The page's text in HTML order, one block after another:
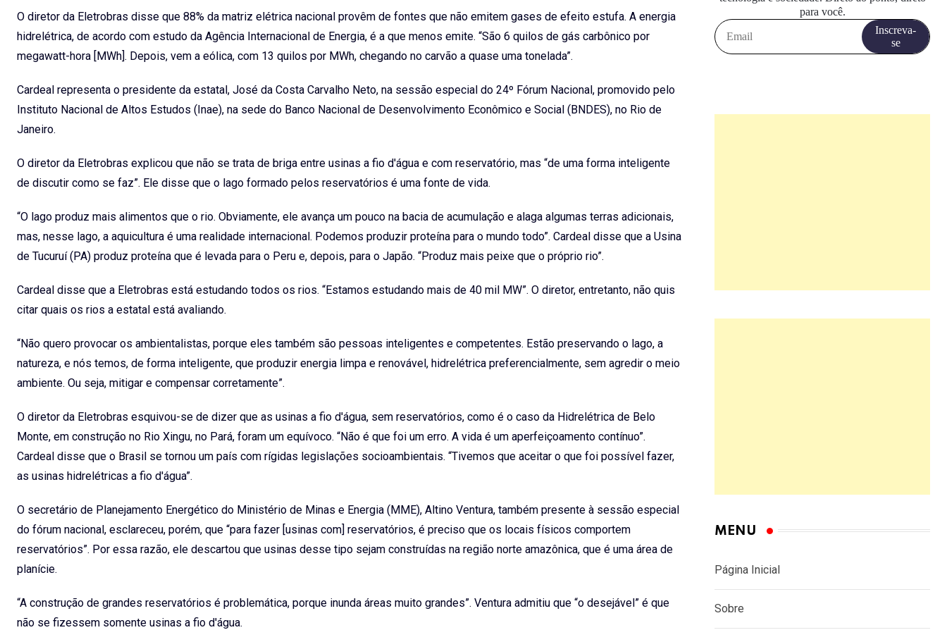
O diretor da Eletrobras disse que 88% da matriz elétrica nacional provêm de fontes que não emitem gases de efeito estufa. A energia
hidrelétrica, de acordo com estudo da Agência Internacional de Energia, é a que menos emite. “São 6 quilos de gás carbônico por
megawatt-hora [MWh]. Depois, vem a eólica, com 13 quilos por MWh, chegando no carvão a quase uma tonelada”.
Cardeal representa o presidente da estatal, José da Costa Carvalho Neto, na sessão especial do 24º Fórum Nacional, promovido pelo
Instituto Nacional de Altos Estudos (Inae), na sede do Banco Nacional de Desenvolvimento Econômico e Social (BNDES), no Rio de
Janeiro.
O diretor da Eletrobras explicou que não se trata de briga entre usinas a fio d'água e com reservatório, mas “de uma forma inteligente
de discutir como se faz”. Ele disse que o lago formado pelos reservatórios é uma fonte de vida.
“O lago produz mais alimentos que o rio. Obviamente, ele avança um pouco na bacia de acumulação e alaga algumas terras adicionais,
mas, nesse lago, a aquicultura é uma realidade internacional. Podemos produzir proteína para o mundo todo”. Cardeal disse que a Usina
de Tucuruí (PA) produz proteína que é levada para o Peru e, depois, para o Japão. “Produz mais peixe que o próprio rio”.
Cardeal disse que a Eletrobras está estudando todos os rios. “Estamos estudando mais de 40 mil MW”. O diretor, entretanto, não quis
citar quais os rios a estatal está avaliando.
“Não quero provocar os ambientalistas, porque eles também são pessoas inteligentes e competentes. Estão preservando o lago, a
natureza, e nós temos, de forma inteligente, que produzir energia limpa e renovável, hidrelétrica preferencialmente, sem agredir o meio
ambiente. Ou seja, mitigar e compensar corretamente”.
O diretor da Eletrobras esquivou-se de dizer que as usinas a fio d'água, sem reservatórios, como é o caso da Hidrelétrica de Belo
Monte, em construção no Rio Xingu, no Pará, foram um equívoco. “Não é que foi um erro. A vida é um aperfeiçoamento contínuo”.
Cardeal disse que o Brasil se tornou um país com rígidas legislações socioambientais. “Tivemos que aceitar o que foi possível fazer,
as usinas hidrelétricas a fio d'água”.
O secretário de Planejamento Energético do Ministério de Minas e Energia (MME), Altino Ventura, também presente à sessão especial
do fórum nacional, esclareceu, porém, que “para fazer [usinas com] reservatórios, é preciso que os locais físicos comportem
reservatórios”. Por essa razão, ele descartou que usinas desse tipo sejam construídas na região norte amazônica, que é uma área de
planície.
“A construção de grandes reservatórios é problemática, porque inunda áreas muito grandes”. Ventura admitiu que “o desejável” é que
não se fizessem somente usinas a fio d'água.